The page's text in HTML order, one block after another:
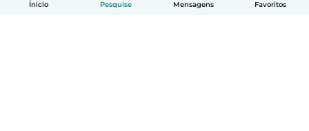
Ínicio Pesquise Mensagens Favoritos